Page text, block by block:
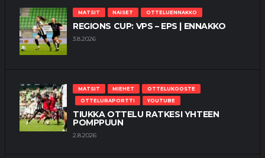
MATSIT NAISET OTTELUENNAKKO
REGIONS CUP: VPS – EPS | ENNAKKO
3.8.2026
MATSIT MIEHET
OTTELUKOOSTE
OTTELURAPORTTI
YOUTUBE
TIUKKA OTTELU RATKESI YHTEEN
POMPPUUN
2.8.2026